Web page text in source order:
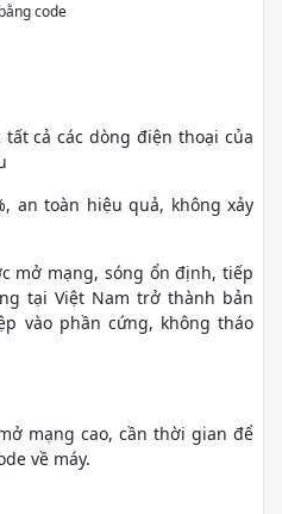
code
cả các dòng điện thoại của
an toàn hiệu quả, không xảy
mở mạng, sóng ổn định, tiếp
tại Việt Nam trở thành bản
vào phần cứng, không tháo
mạng cao, cần thời gian để
về máy.